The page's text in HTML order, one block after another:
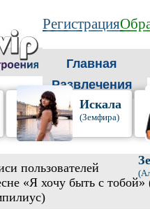
Регистрация
Главная
Развлечения
Искала
(Земфира)
пользователей
«Я хочу быть с тобой»